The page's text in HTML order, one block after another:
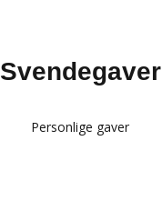
Svendegaver
Personlige gaver